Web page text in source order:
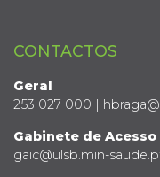
CONTACTOS
Geral
253 027 000 |
Gabinete de
gaic@ulsb.min-